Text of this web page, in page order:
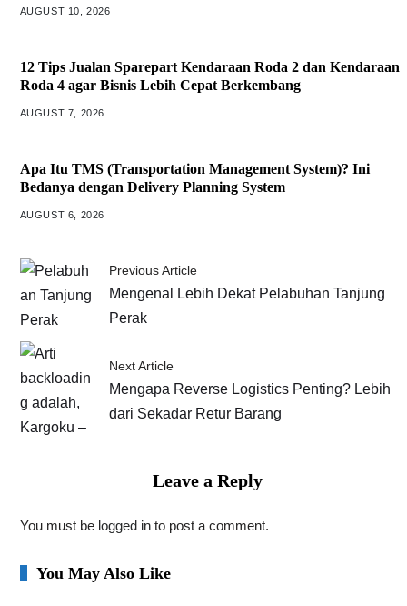
AUGUST 10, 2026
12 Tips Jualan Sparepart Kendaraan Roda 2 dan Kendaraan
Roda 4 agar Bisnis Lebih Cepat Berkembang
AUGUST 7, 2026
Apa Itu TMS (Transportation Management System)? Ini
Bedanya dengan Delivery Planning System
AUGUST 6, 2026
Previous Article
Mengenal Lebih Dekat Pelabuhan Tanjung
Perak
Next Article
Mengapa Reverse Logistics Penting? Lebih
dari Sekadar Retur Barang
Leave a Reply
You must be logged into post a comment.
You May Also Like